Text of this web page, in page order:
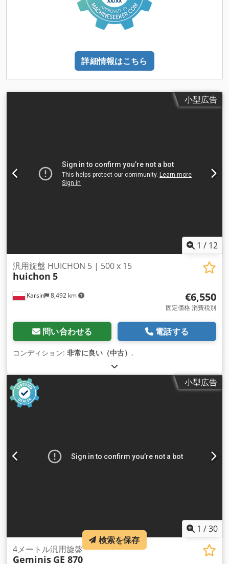
詳細情報はこちら
小型広告
1 / 12
Karsin 8,492 km
汎用旋盤 HUICHON 5 | 500 x 15
huichon 5
€6,550
固定価格 消費税別
問い合わせる 電話する
コンディション: 非常に良い（中古） ,
小型広告
1 /30
4メートル汎用旋盤
Geminis GE 870
検索を保存